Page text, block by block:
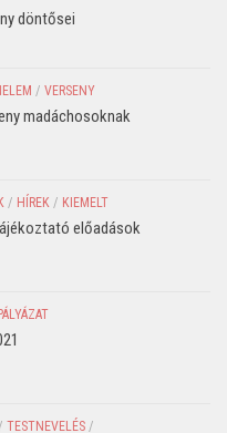
döntősei
/ VERSENY
madáchosoknak
/ HÍREK / KIEMELT
előadások
PÁLYÁZAT
TESTNEVELÉS /